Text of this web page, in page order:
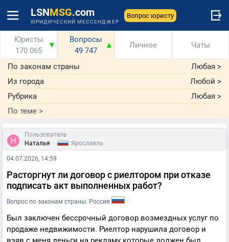
LSNMSG.com
ЮРИДИЧЕСКИЙ МЕССЕНДЖЕР
Вопрос юристу
Юристы
170 065
▼
Вопросы
49 747
▲ Личное Чаты
По законам страны Любая >
Из города
Любой >
Рубрика
Любая >
По теме >
Пользователь
Наталья
Ярославль
04.07.2026, 14:59
Расторгнут ли договор с риелтором при отказе
подписать акт выполненных работ?
Вопрос по законам страны: Россия
Был заключен бессрочный договор возмездных услуг по
продаже недвижимости. Риелтор нарушила договор и